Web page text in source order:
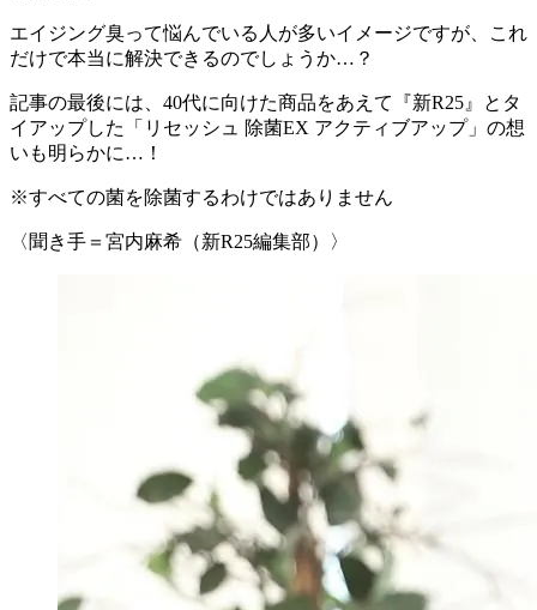
エイジング臭って悩んでいる人が多いイメージですが、これ
だけで本当に解決できるのでしょうか…？
記事の最後には、40代に向けた商品をあえて『新R25』とタ
イアップした「リセッシュ 除菌EX アクティブアップ」の想
いも明らかに…！
※すべての菌を除菌するわけではありません
〈聞き手＝宮内麻希（新R25編集部）〉